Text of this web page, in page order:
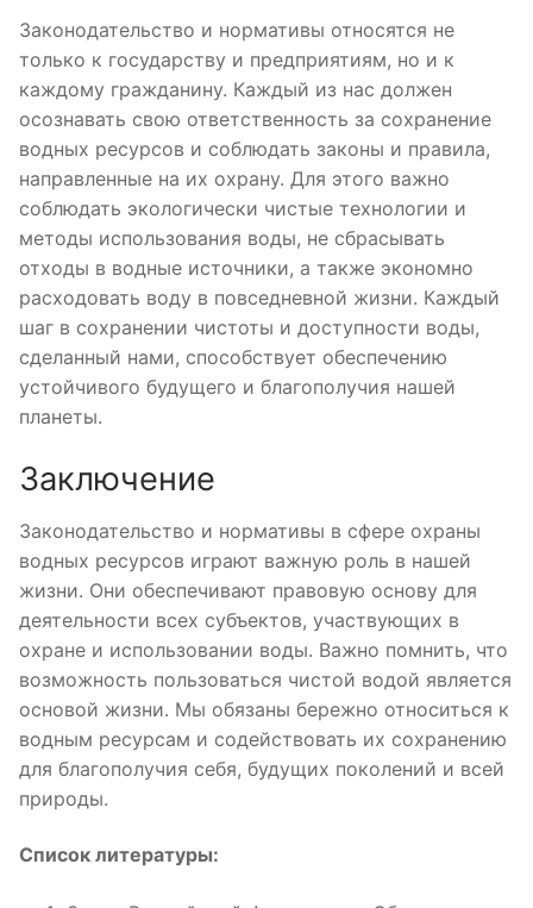
Законодательство и нормативы относятся не
только к государству и предприятиям, но и к
каждому гражданину. Каждый из нас должен
осознавать свою ответственность за сохранение
водных ресурсов и соблюдать законы и правила,
направленные на их охрану. Для этого важно
соблюдать экологически чистые технологии и
методы использования воды, не сбрасывать
отходы в водные источники, а также экономно
расходовать воду в повседневной жизни. Каждый
шаг в сохранении чистоты и доступности воды,
сделанный нами, способствует обеспечению
устойчивого будущего и благополучия нашей
планеты.
Заключение
Законодательство и нормативы в сфере охраны
водных ресурсов играют важную роль в нашей
жизни. Они обеспечивают правовую основу для
деятельности всех субъектов, участвующих в
охране и использовании воды. Важно помнить, что
возможность пользоваться чистой водой является
основой жизни. Мы обязаны бережно относиться к
водным ресурсам и содействовать их сохранению
для благополучия себя, будущих поколений и всей
природы.
Список литературы: